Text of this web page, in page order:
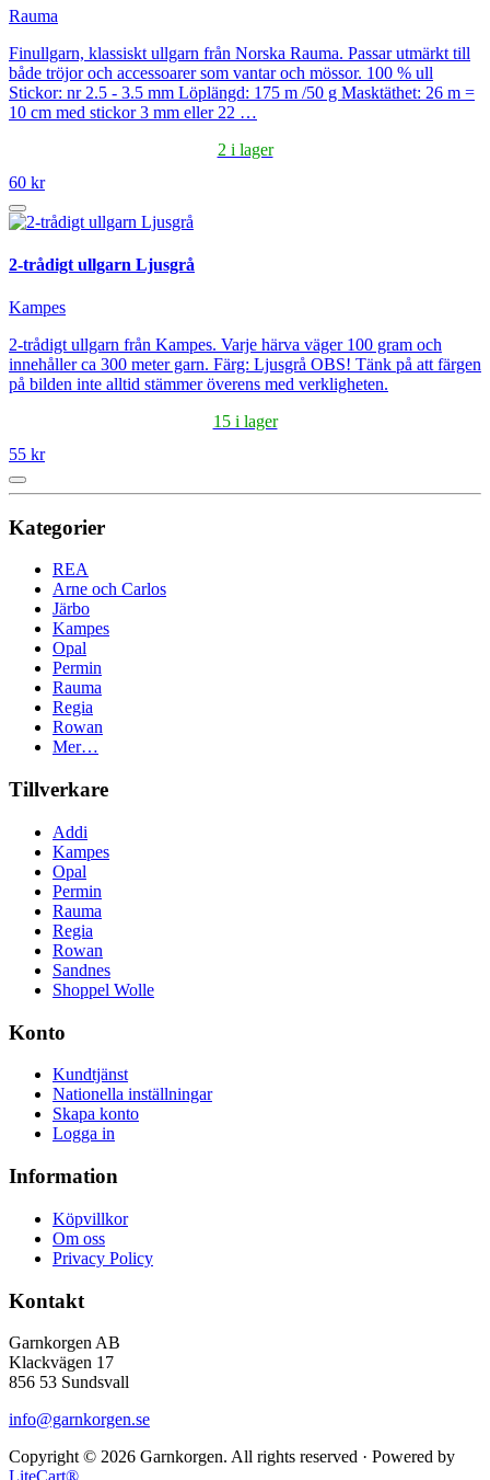
Rauma
Finullgarn, klassiskt ullgarn från Norska Rauma. Passar utmärkt till
både tröjor och accessoarer som vantar och mössor. 100 % ull
Stickor: nr 2.5 - 3.5 mm Löplängd: 175 m /50 g Masktäthet: 26 m =
10 cm med stickor 3 mm eller 22 …
2 i lager
60 kr
2-trådigt ullgarn Ljusgrå
Kampes
2-trådigt ullgarn från Kampes. Varje härva väger 100 gram och
innehåller ca 300 meter garn. Färg: Ljusgrå OBS! Tänk på att färgen
på bilden inte alltid stämmer överens med verkligheten.
15 i lager
55 kr
Kategorier
REA
Arne och Carlos
Järbo
Kampes
Opal
Permin
Rauma
Regia
Rowan
Mer…
Tillverkare
Addi
Kampes
Opal
Permin
Rauma
Regia
Rowan
Sandnes
Shoppel Wolle
Konto
Kundtjänst
Nationella inställningar
Skapa konto
Logga in
Information
Köpvillkor
Om oss
Privacy Policy
Kontakt
Garnkorgen AB
Klackvägen 17
856 53 Sundsvall
info@garnkorgen.se
Copyright © 2026 Garnkorgen. All rights reserved · Powered by